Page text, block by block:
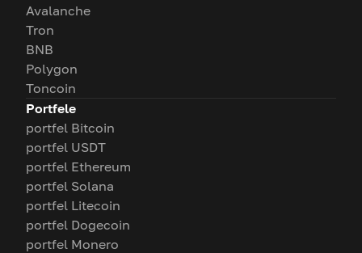
Avalanche
Tron
BNB
Polygon
Toncoin
Portfele
portfel Bitcoin
portfel USDT
portfel Ethereum
portfel Solana
portfel Litecoin
portfel Dogecoin
portfel Monero